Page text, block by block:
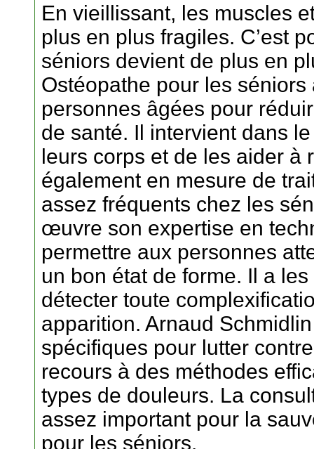
En vieillissant, les muscles
plus en plus fragiles. C’est
séniors devient de plus en
Ostéopathe pour les
personnes âgées pour
de santé. Il intervient dans
leurs corps et de les aider à
également en mesure de
assez fréquents chez les
œuvre son expertise en
permettre aux personnes
un bon état de forme. Il a
détecter toute
apparition. Arnaud
spécifiques pour lutter
recours à des méthodes
types de douleurs. La
assez important pour la
pour les séniors.